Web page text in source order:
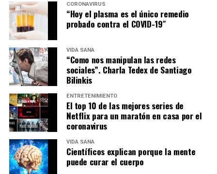
CORONAVIRUS
“Hoy el plasma es el único remedio
probado contra el COVID-19″
VIDA SANA
“Como nos manipulan las redes
sociales”. Charla Tedex de Santiago
Bilinkis
ENTRETENIMIENTO
El top 10 de las mejores series de
Netflix para un maratón en casa por el
coronavirus
VIDA SANA
Científicos explican porque la mente
puede curar el cuerpo